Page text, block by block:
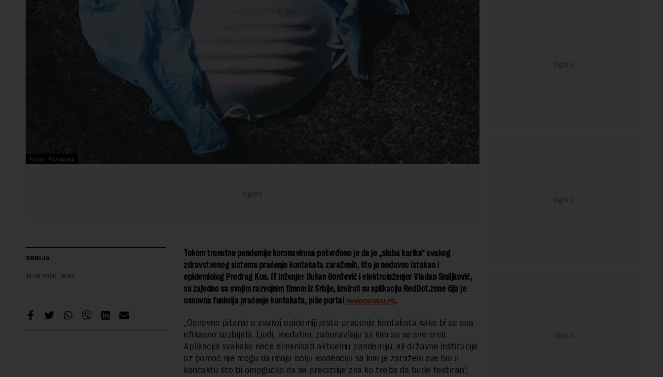
Foto: Pixabay
SRBIJA
18.08.2020. 19:07
Tokom trenutne pandemije koronavirusa potvrđeno je da je „slaba karika“ svakog
zdravstvenog sistema praćenje kontakata zaraženih, što je nedavno istakao i
epidemiolog Predrag Kon. IT inženjer Dušan Đorđević i elektroinženjer Vladan Smiljković,
su zajedno sa svojim razvojnim timom iz Srbije, kreirali su aplikaciju RedDot.zone čija je
osnovna funkcija praćenje kontakata, piše portal sveonovcu.rs.
„Osnovno pitanje u svakoj epidemiji jeste praćenje kontakata kako bi se ona
efikasno suzbijala. Ljudi, međutim, zaboravljaju sa kim su se sve sreli.
Aplikacija svakako neće eliminisati aktuelnu pandemiju, ali državne institucije
uz pomoć nje mogu da imaju bolju evidenciju sa kim je zaraženi sve bio u
kontaktu što bi omogućilo da se preciznije zna ko treba da bude testiran“,